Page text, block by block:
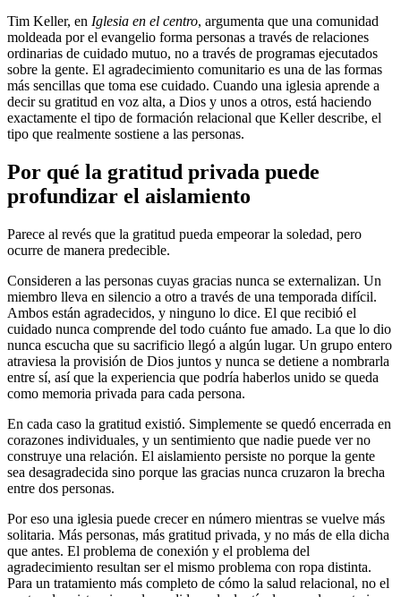
Tim Keller, en Iglesia en el centro, argumenta que una comunidad
moldeada por el evangelio forma personas a través de relaciones
ordinarias de cuidado mutuo, no a través de programas ejecutados
sobre la gente. El agradecimiento comunitario es una de las formas
más sencillas que toma ese cuidado. Cuando una iglesia aprende a
decir su gratitud en voz alta, a Dios y unos a otros, está haciendo
exactamente el tipo de formación relacional que Keller describe, el
tipo que realmente sostiene a las personas.
Por qué la gratitud privada puede
profundizar el aislamiento
Parece al revés que la gratitud pueda empeorar la soledad, pero
ocurre de manera predecible.
Consideren a las personas cuyas gracias nunca se externalizan. Un
miembro lleva en silencio a otro a través de una temporada difícil.
Ambos están agradecidos, y ninguno lo dice. El que recibió el
cuidado nunca comprende del todo cuánto fue amado. La que lo dio
nunca escucha que su sacrificio llegó a algún lugar. Un grupo entero
atraviesa la provisión de Dios juntos y nunca se detiene a nombrarla
entre sí, así que la experiencia que podría haberlos unido se queda
como memoria privada para cada persona.
En cada caso la gratitud existió. Simplemente se quedó encerrada en
corazones individuales, y un sentimiento que nadie puede ver no
construye una relación. El aislamiento persiste no porque la gente
sea desagradecida sino porque las gracias nunca cruzaron la brecha
entre dos personas.
Por eso una iglesia puede crecer en número mientras se vuelve más
solitaria. Más personas, más gratitud privada, y no más de ella dicha
que antes. El problema de conexión y el problema del
agradecimiento resultan ser el mismo problema con ropa distinta.
Para un tratamiento más completo de cómo la salud relacional, no el